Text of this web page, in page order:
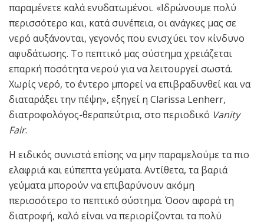
παραμένετε καλά ενυδατωμένοι. «Ιδρώνουμε πολύ
περισσότερο και, κατά συνέπεια, οι ανάγκες μας σε
νερό αυξάνονται, γεγονός που ενισχύει τον κίνδυνο
αφυδάτωσης. Το πεπτικό μας σύστημα χρειάζεται
επαρκή ποσότητα νερού για να λειτουργεί σωστά.
Χωρίς νερό, το έντερο μπορεί να επιβραδυνθεί και να
διαταράξει την πέψη», εξηγεί η Clarissa Lenherr,
διατροφολόγος-θεραπεύτρια, στο περιοδικό Vanity
Fair.
Η ειδικός συνιστά επίσης να μην παραμελούμε τα πιο
ελαφριά και εύπεπτα γεύματα. Αντίθετα, τα βαριά
γεύματα μπορούν να επιβαρύνουν ακόμη
περισσότερο το πεπτικό σύστημα. Όσον αφορά τη
διατροφή, καλό είναι να περιορίζονται τα πολύ